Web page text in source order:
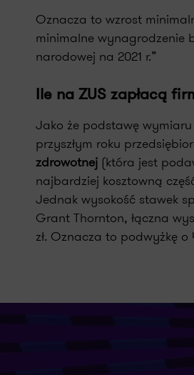
Oznacza to wzrost
minimalne wynagrodzenie
narodowej na 2021 r.”
Ile na ZUS zapłacą
Jako że podstawę
przyszłym roku
zdrowotnej(która jest
najbardziej kosztowną
Jednak wysokość stawek
Grant Thornton, łączna
zł. Oznacza to podwyżkę o